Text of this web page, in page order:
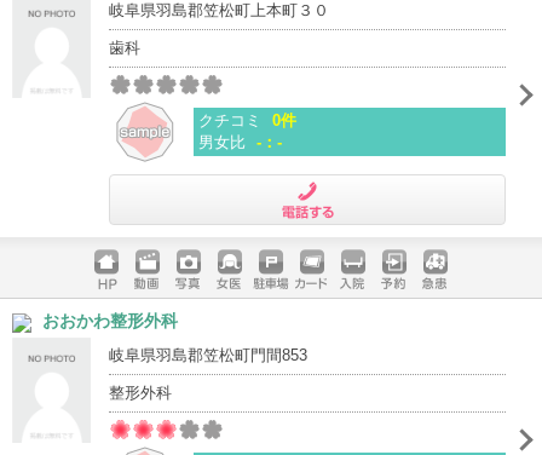
岐阜県羽島郡笠松町上本町３０
歯科
クチコミ
0件
男女比 -：-
ホームペ
ージ
動画 写真 女医 駐車場
クレジッ
入院 予約 急患
おおかわ整形外科
岐阜県羽島郡笠松町門間853
整形外科